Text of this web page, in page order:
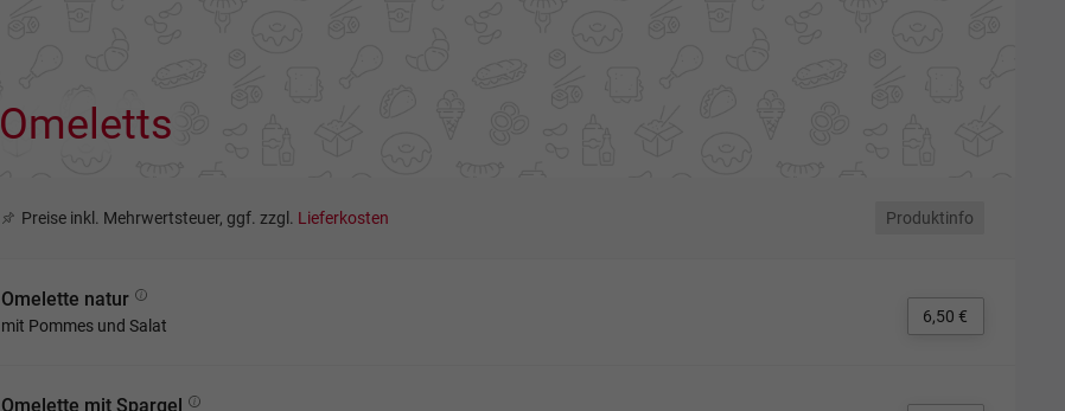
Omeletts
Preise inkl. Mehrwertsteuer, ggf. zzgl. Lieferkosten Produktinfo
Omelette natur
mit Pommes und Salat 6,50 €
Omelette mit Spargel